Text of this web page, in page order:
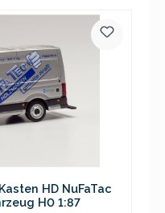
HD NuFaTac
H0 1:87